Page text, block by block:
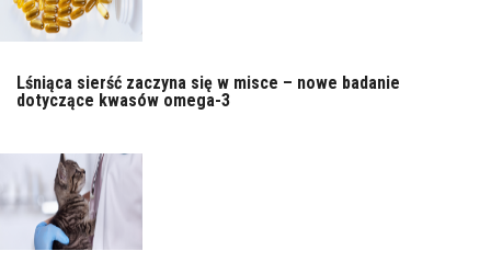
Lśniąca sierść zaczyna się w misce – nowe badanie
dotyczące kwasów omega-3